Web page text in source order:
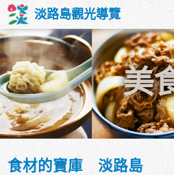
淡路島觀光導覽
美
食材的寶庫 淡路島